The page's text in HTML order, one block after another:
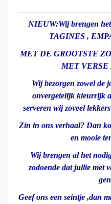
NIEUW:Wij brengen
TAGINES ,
MET DE GROOTSTE
MET
Wij bezorgen zowel de
onvergetelijk kleurrijk
serveren wij zoveel
Zin in ons verhaal? Dan
en mooie
Wij brengen al het
zodoende dat jullie met
Geef ons een seintje ,dan